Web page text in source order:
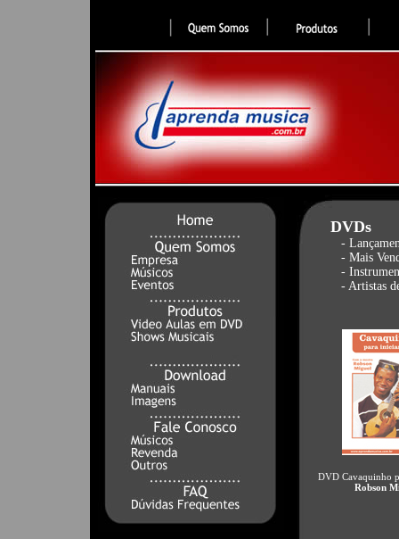
DVDs
-
- Mais
-
- Artistas
DVD Cavaquinho
Robson